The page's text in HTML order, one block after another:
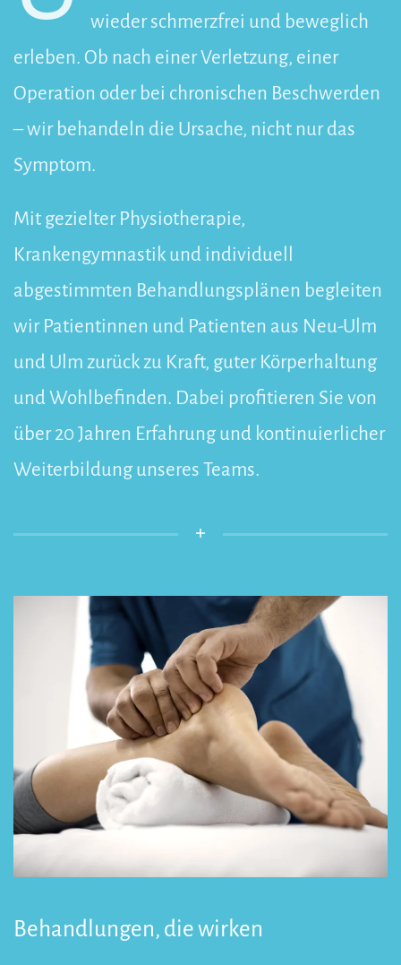
wieder schmerzfrei und beweglich
erleben. Ob nach einer Verletzung, einer
Operation oder bei chronischen Beschwerden
– wir behandeln die Ursache, nicht nur das
Symptom.
Mit gezielter Physiotherapie,
Krankengymnastik und individuell
abgestimmten Behandlungsplänen begleiten
wir Patientinnen und Patienten aus Neu-Ulm
und Ulm zurück zu Kraft, guter Körperhaltung
und Wohlbefinden. Dabei profitieren Sie von
über 20 Jahren Erfahrung und kontinuierlicher
Weiterbildung unseres Teams.
Behandlungen, die wirken